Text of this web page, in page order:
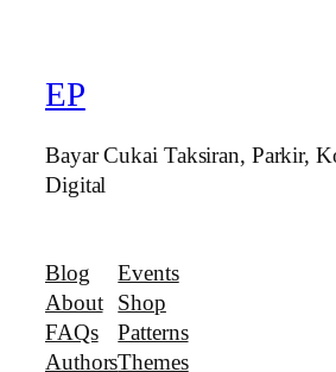
EP
Bayar Cukai Taksiran, Parkir,
Digital
Blog
About
FAQs
Authors
Events
Shop
Patterns
Themes